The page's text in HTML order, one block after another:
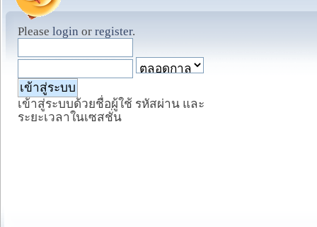
Please login or register.
เข้าสู่ระบบด้วยชื่อผู้ใช้ รหัสผ่าน และ
ระยะเวลาในเซสชั่น